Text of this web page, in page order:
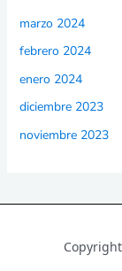
marzo 2024
febrero 2024
enero 2024
diciembre 2023
noviembre 2023